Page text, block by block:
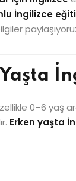
İngilizce
Yaşta
0–6 yaş
Erken yaşta